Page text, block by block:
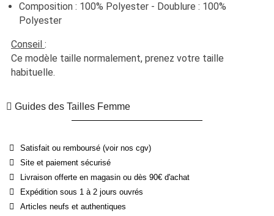
Composition : 100% Polyester - Doublure : 100%
Polyester
Conseil :
Ce modèle taille normalement, prenez votre taille
habituelle.
Guides des Tailles Femme
Satisfait ou remboursé (voir nos cgv)
Site et paiement sécurisé
Livraison offerte en magasin ou dès 90€ d'achat
Expédition sous 1 à 2 jours ouvrés
Articles neufs et authentiques